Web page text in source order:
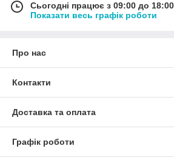
Сьогодні працює з 09:00 до 18:00
Показати весь графік роботи
Про нас
Контакти
Доставка та оплата
Графік роботи